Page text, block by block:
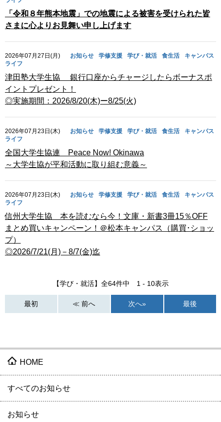
「令和８年熊本地震」での地震による被害を受けられた皆
さまに心よりお見舞い申し上げます
2026年07月27日(月) お知らせ 学修支援 学び・就活 食生活
キャンパス
ライフ
津田塾大学生協 銀行口座からチャージしたらボーナスポ
イントプレゼント！
◎実施期間：2026/8/20(木)ー8/25(火)
2026年07月23日(木) お知らせ 学修支援 学び・就活 食生活
キャンパス
ライフ
全国大学生協連 Peace Now! Okinawa
～大学生協が平和活動に取り組む意義～
2026年07月23日(木) お知らせ 学修支援 学び・就活 食生活
キャンパス
ライフ
信州大学生協 本を読むなら今！文庫・新書3冊15％OFF
まとめ買いキャンペーン！＠松本キャンパス（購買･ショッ
プ）
◎2026/7/21(月)－8/7(金)迄
【学び・就活】全64件中 1 - 10表示
最初 ≪ 前へ 次へ» 最後
HOME
すべてのお知らせ
お知らせ